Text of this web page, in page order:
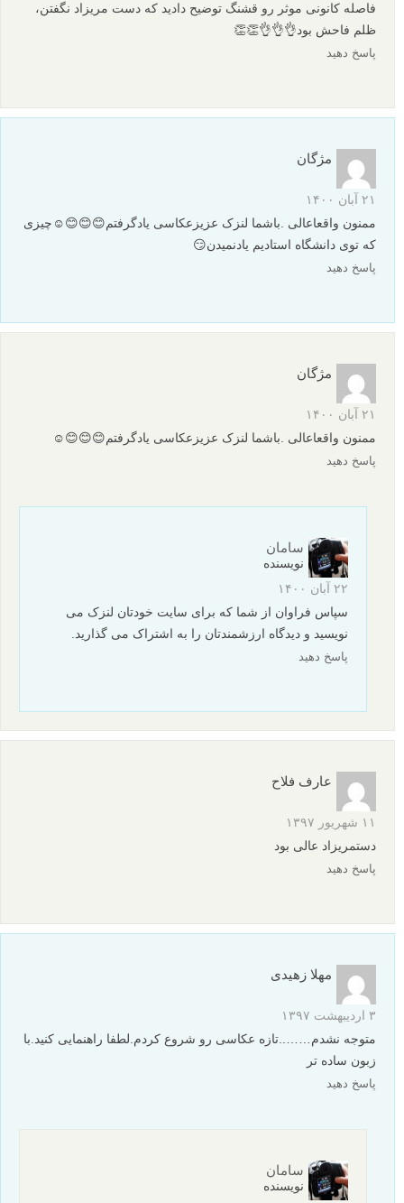
فاصله کانونی موثر رو قشنگ توضیح دادید که دست مریزاد نگفتن،
ظلم فاحش بود👌👌👌👏👏
پاسخ دهید
مژگان
۲۱ آبان ۱۴۰۰
ممنون واقعاعالی .باشما لنزک عزیزعکاسی یادگرفتم😊😊😊☺چیزی
که توی دانشگاه استادیم یادنمیدن😏
پاسخ دهید
مژگان
۲۱ آبان ۱۴۰۰
ممنون واقعاعالی .باشما لنزک عزیزعکاسی یادگرفتم😊😊😊☺
پاسخ دهید
سامان
نویسنده
۲۲ آبان ۱۴۰۰
سپاس فراوان از شما که برای سایت خودتان لنزک می
نویسید و دیدگاه ارزشمندتان را به اشتراک می گذارید.
پاسخ دهید
عارف فلاح
۱۱ شهریور ۱۳۹۷
دستمریزاد عالی بود
پاسخ دهید
مهلا زهیدی
۳ اردیبهشت ۱۳۹۷
متوجه نشدم……..تازه عکاسی رو شروع کردم.لطفا راهنمایی کنید.با
زبون ساده تر
پاسخ دهید
سامان
نویسنده